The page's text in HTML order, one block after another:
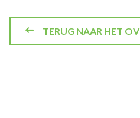
TERUG NAAR HET